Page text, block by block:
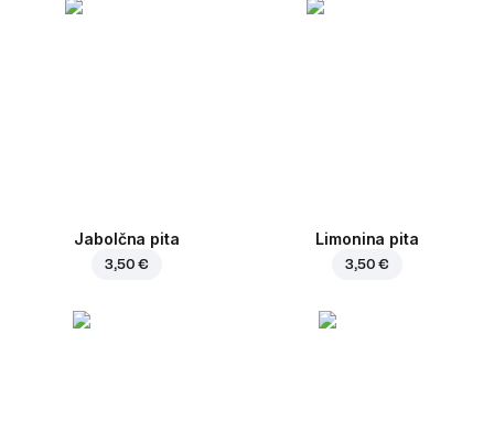
Jabolčna pita
3,50 €
Limonina pita
3,50 €